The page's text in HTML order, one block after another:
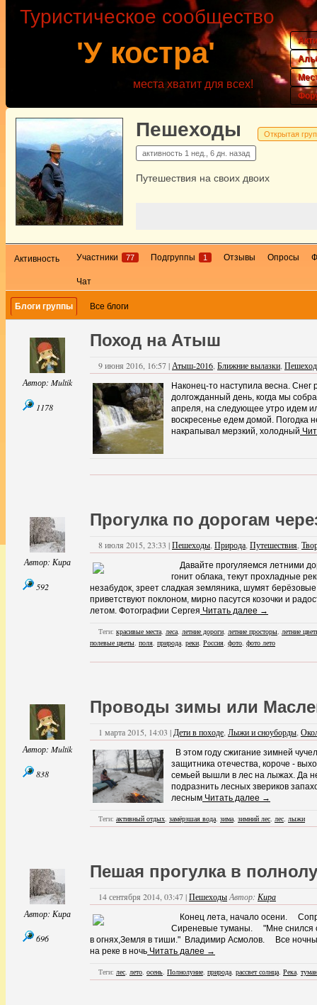
'У костра'
Туристическое сообщество
места хватит для всех!
Пешеходы Открытая
активность 1 нед., 6 дн. назад
Путешествия на своих двоих
Активность Участники 77 Подгруппы 1 Отзывы Опросы
Чат
Блоги группы Все блоги
Автор: Multik
1178
Поход на Атыш
9 июня 2016, 16:57 |Атыш-2016,Ближние вылазки,
Наконец-то наступила весна.
долгожданный день, когда мы
апреля, на следующее утро идем
воскресенье едем домой. Погодка
накрапывал мерзкий, холодный
Автор: Кира
592
Прогулка по дорогам
8 июля 2015, 23:33 |Пешеходы,Природа,Путешествия,
Давайте прогуляемся летними
гонит облака, текут прохладные
незабудок, зреет сладкая земляника, шумят
приветствуют поклоном, мирно пасутся козочки и
летом. Фотографии Сергея Читать далее →
Теги: красивые места, леса, летние дороги, летние просторы, летние
полевые цветы, поля, природа, реки, Россия, фото, фото лето
Автор: Multik
838
Проводы зимы или
1 марта 2015, 14:03 |Дети в походе,Лыжи и сноуборды,
В этом году сжигание зимней
защитника отечества, короче -
семьей вышли в лес на лыжах. Да
подразнить лесных звериков
лесным Читать далее →
Теги: активный отдых, замёрзшая вода, зима, зимний лес, лес, лыжи
Автор: Кира
696
Пешая прогулка в
14 сентября 2014, 03:47 |ПешеходыАвтор: Кира
Конец лета, начало осени.
Сиреневые туманы. "Мне снился
в огнях,Земля в тиши." Владимир Асмолов. Все
на реке в ночь Читать далее →
Теги: лес, лето, осень, Полнолуние, природа, рассвет солнца, Река,